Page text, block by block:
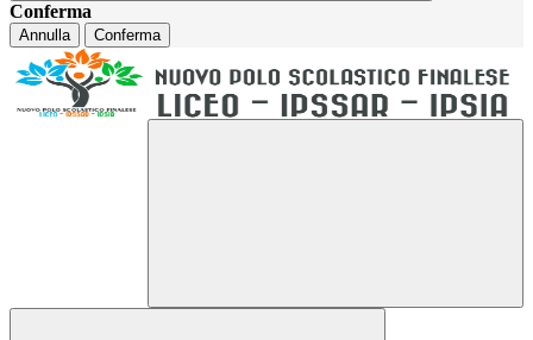
Conferma
Annulla Conferma